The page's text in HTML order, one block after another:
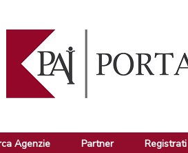
Agenzie Partner Registrati